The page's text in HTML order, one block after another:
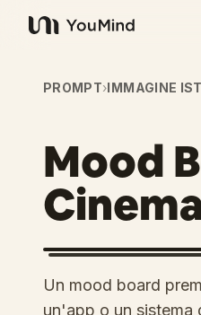
YouMind
PROMPT›IMMAGINE
Mood
Un mood board
un'app o un sistema